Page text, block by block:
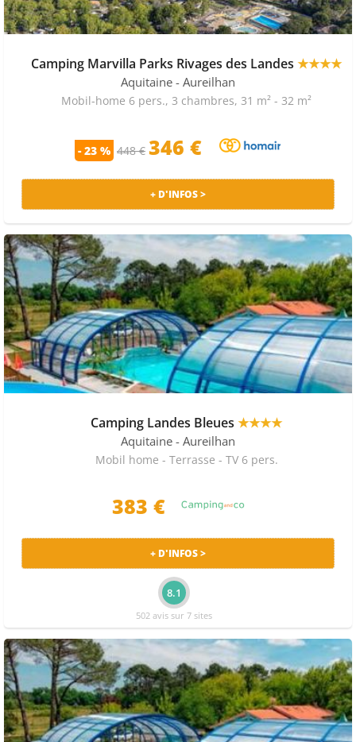
Camping Marvilla Parks Rivages des Landes ★★★★
Aquitaine - Aureilhan
Mobil-home 6 pers., 3 chambres, 31 m² - 32 m²
- 23 % 448 € 346 €
+ D'INFOS >
Camping Landes Bleues ★★★★
Aquitaine - Aureilhan
Mobil home - Terrasse - TV 6 pers.
383 €
+ D'INFOS >
8.1
502 avis sur 7 sites